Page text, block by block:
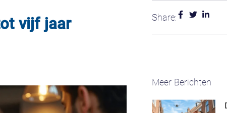
vijf jaar
Share:
Meer Berichten